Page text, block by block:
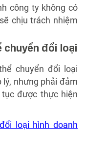
công ty không có
chịu trách nhiệm
chuyển đổi loại
chuyển đổi loại
lý, nhưng phải đảm
được thực hiện
loại hình doanh